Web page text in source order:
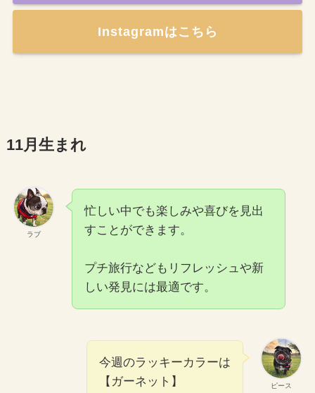
Instagramはこちら
11月生まれ
ラブ
忙しい中でも楽しみや喜びを見出
すことができます。
プチ旅行などもリフレッシュや新
しい発見には最適です。
ピース
今週のラッキーカラーは
【ガーネット】